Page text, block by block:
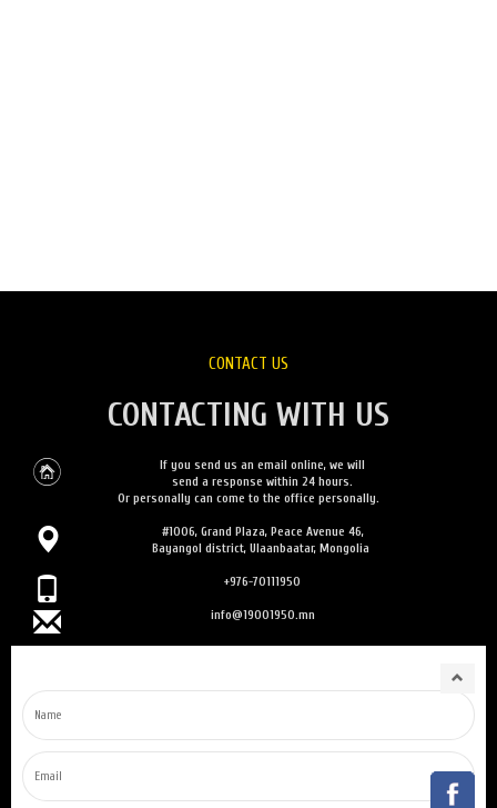
CONTACT US
CONTACTING WITH US
If you send us an email online, we will
send a response within 24 hours.
Or personally can come to the office personally.
#1006, Grand Plaza, Peace Avenue 46,
Bayangol district, Ulaanbaatar, Mongolia
+976-70111950
info@19001950.mn